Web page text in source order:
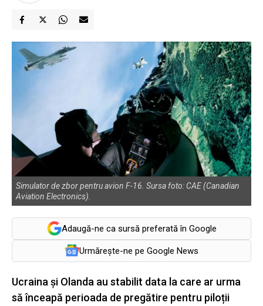
Simulator de zbor pentru avion F-16. Sursa foto: CAE (Canadian
Aviation Electronics).
Adaugă-ne ca sursă preferată în Google
Urmărește-ne pe Google News
Ucraina și Olanda au stabilit data la care ar urma
să înceapă perioada de pregătire pentru piloții